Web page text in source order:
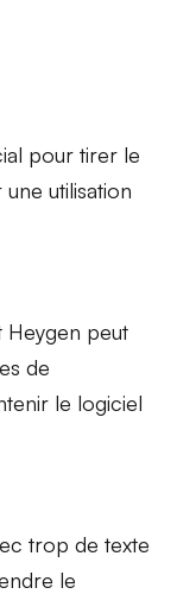
pour tirer le
utilisation
Heygen peut
de
le logiciel
trop de texte
le